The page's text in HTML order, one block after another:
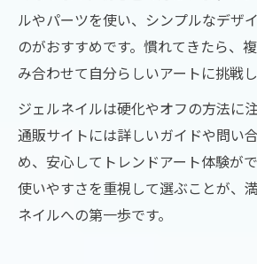
ルやパーツを使い、シンプルなデザ
のがおすすめです。慣れてきたら、
み合わせて自分らしいアートに挑戦
ジェルネイルは硬化やオフの方法に
通販サイトには詳しいガイドや問い
め、安心してトレンドアート体験が
使いやすさを重視して選ぶことが、
ネイルへの第一歩です。